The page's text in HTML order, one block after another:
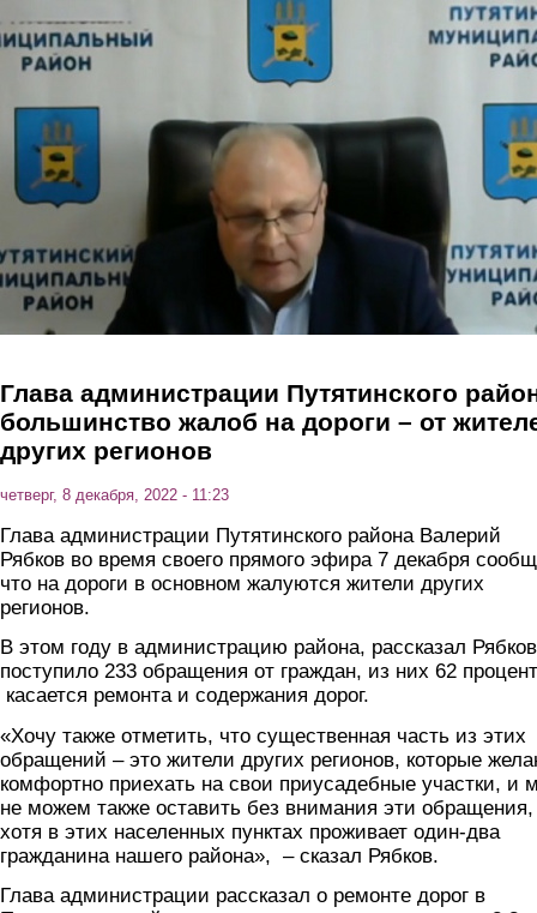
Глава администрации Путятинского
большинство жалоб на дороги – от
других регионов
четверг, 8 декабря, 2022 - 11:23
Глава администрации Путятинского района Валерий
Рябков во время своего прямого эфира 7 декабря
что на дороги в основном жалуются жители других
регионов.
В этом году в администрацию района, рассказал
поступило 233 обращения от граждан, из них 62
касается ремонта и содержания дорог.
«Хочу также отметить, что существенная часть из этих
обращений – это жители других регионов, которые
комфортно приехать на свои приусадебные участки, и
не можем также оставить без внимания эти обращения,
хотя в этих населенных пунктах проживает один-два
гражданина нашего района», – сказал Рябков.
Глава администрации рассказал о ремонте дорог в